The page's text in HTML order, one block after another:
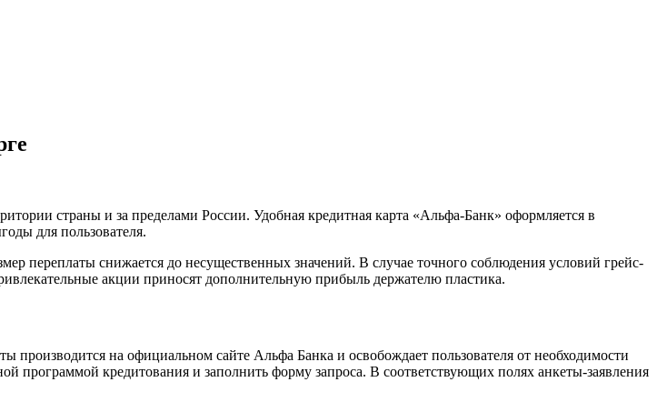
страны и за пределами России. Удобная кредитная карта «Альфа-Банк» оформляется в
для пользователя.
переплаты снижается до несущественных значений. В случае точного соблюдения условий грейс-
акции приносят дополнительную прибыль держателю пластика.
производится на официальном сайте Альфа Банка и освобождает пользователя от необходимости
программой кредитования и заполнить форму запроса. В соответствующих полях анкеты-заявления